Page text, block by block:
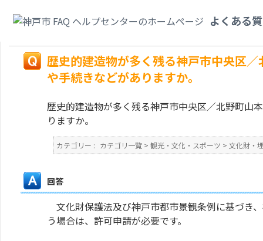
よくある
事等する場合、規制や手続きなどがありますか。
歴史的建造物が多く残る神戸市中央区
や手続きなどがありますか。
歴史的建造物が多く残る神戸市中央区／北野町山
りますか。
カテゴリー : カテゴリ一覧 > 観光・文化・スポーツ > 文化財・
回答
文化財保護法及び神戸市都市景観条例に基づき
う場合は、許可申請が必要です。